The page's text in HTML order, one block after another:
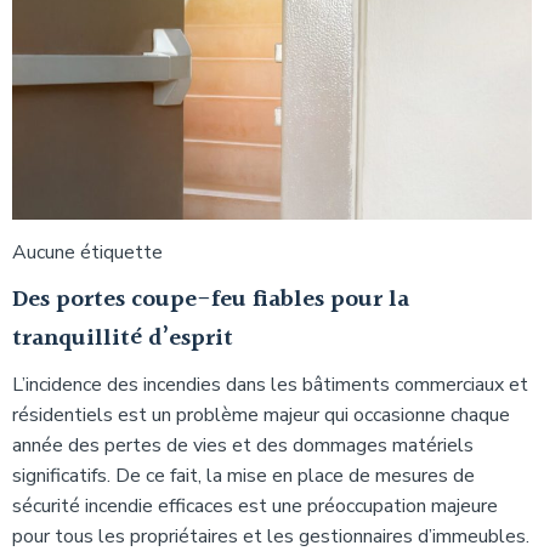
Aucune étiquette
Des portes coupe-feu fiables pour la
tranquillité d’esprit
L’incidence des incendies dans les bâtiments commerciaux et
résidentiels est un problème majeur qui occasionne chaque
année des pertes de vies et des dommages matériels
significatifs. De ce fait, la mise en place de mesures de
sécurité incendie efficaces est une préoccupation majeure
pour tous les propriétaires et les gestionnaires d’immeubles.